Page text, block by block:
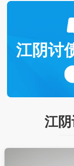
江阴讨
江